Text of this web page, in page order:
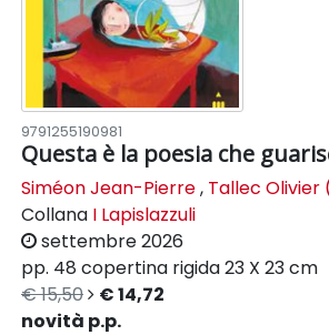
9791255190981
Questa è la poesia che
Siméon Jean-Pierre, Tallec Olivier
Collana I Lapislazzuli
settembre 2026
pp. 48 copertina rigida23 X 23 cm
€ 15,50
€ 14,72
novità p.p.